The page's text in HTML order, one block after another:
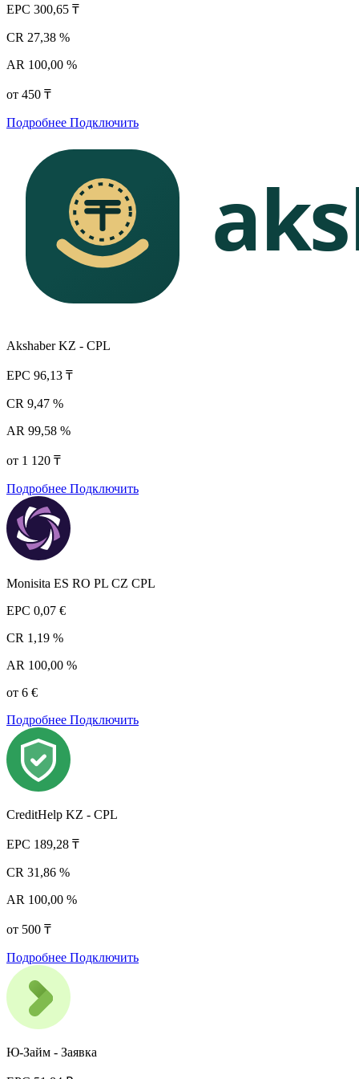
EPC 300,65 ₸
CR 27,38 %
AR 100,00 %
от 450 ₸
Подробнее Подключить
Akshaber KZ - CPL
EPC 96,13 ₸
CR 9,47 %
AR 99,58 %
от 1 120 ₸
Подробнее Подключить
Monisita ES RO PL CZ CPL
EPC 0,07 €
CR 1,19 %
AR 100,00 %
от 6 €
Подробнее Подключить
CreditHelp KZ - CPL
EPC 189,28 ₸
CR 31,86 %
AR 100,00 %
от 500 ₸
Подробнее Подключить
Ю-Займ - Заявка